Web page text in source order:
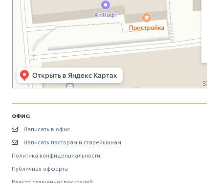
ОФИС:
Написать в офис
Написать пасторам и старейшинам
Политика конфиденциальности
Публичная офферта